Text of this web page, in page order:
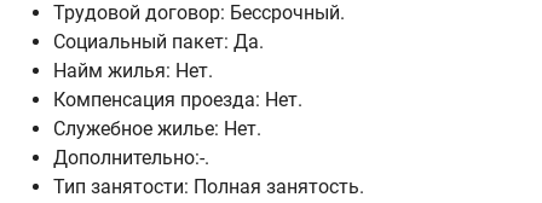
Трудовой договор: Бессрочный.
Социальный пакет: Да.
Найм жилья: Нет.
Компенсация проезда: Нет.
Служебное жилье: Нет.
Дополнительно:-.
Тип занятости: Полная занятость.